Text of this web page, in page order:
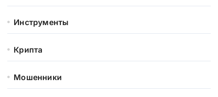
Инструменты
Крипта
Мошенники